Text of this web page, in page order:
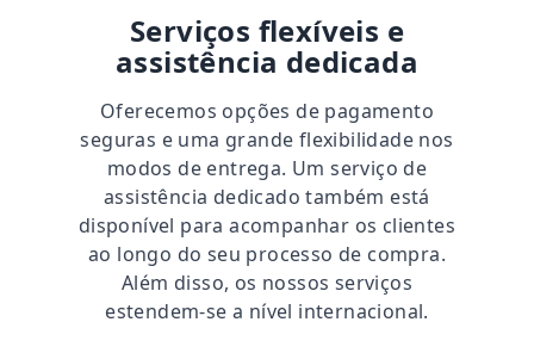
Serviços flexíveis e
assistência dedicada
Oferecemos opções de pagamento
seguras e uma grande flexibilidade nos
modos de entrega. Um serviço de
assistência dedicado também está
disponível para acompanhar os clientes
ao longo do seu processo de compra.
Além disso, os nossos serviços
estendem-se a nível internacional.